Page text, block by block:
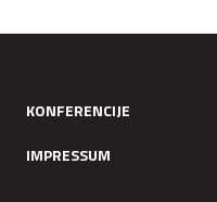
KONFERENCIJE
IMPRESSUM